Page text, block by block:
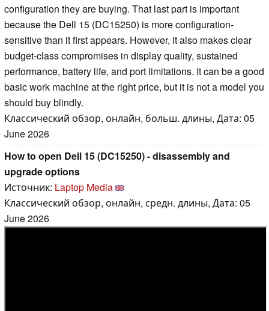
configuration they are buying. That last part is important
because the Dell 15 (DC15250) is more configuration-
sensitive than it first appears. However, it also makes clear
budget-class compromises in display quality, sustained
performance, battery life, and port limitations. It can be a good
basic work machine at the right price, but it is not a model you
should buy blindly.
Классический обзор, онлайн, больш. длины, Дата: 05
June 2026
How to open Dell 15 (DC15250) - disassembly and
upgrade options
Источник: Laptop Media
Классический обзор, онлайн, средн. длины, Дата: 05
June 2026